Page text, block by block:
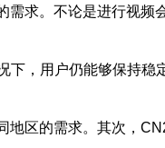
求。不论是进行视频
，用户仍能够保持稳
区的需求。其次，